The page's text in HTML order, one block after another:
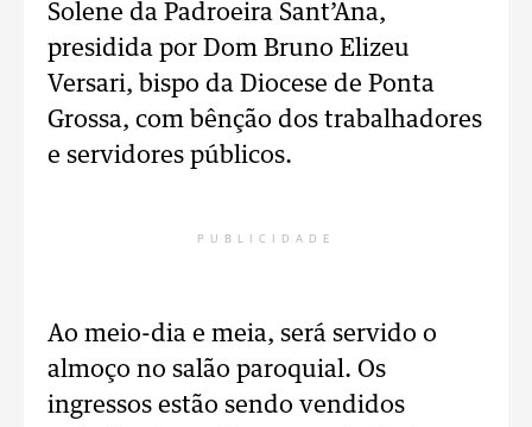
Solene da Padroeira Sant’Ana,
presidida por Dom Bruno Elizeu
Versari, bispo da Diocese de Ponta
Grossa, com bênção dos trabalhadores
e servidores públicos.
PUBLICIDADE
Ao meio-dia e meia, será servido o
almoço no salão paroquial. Os
ingressos estão sendo vendidos